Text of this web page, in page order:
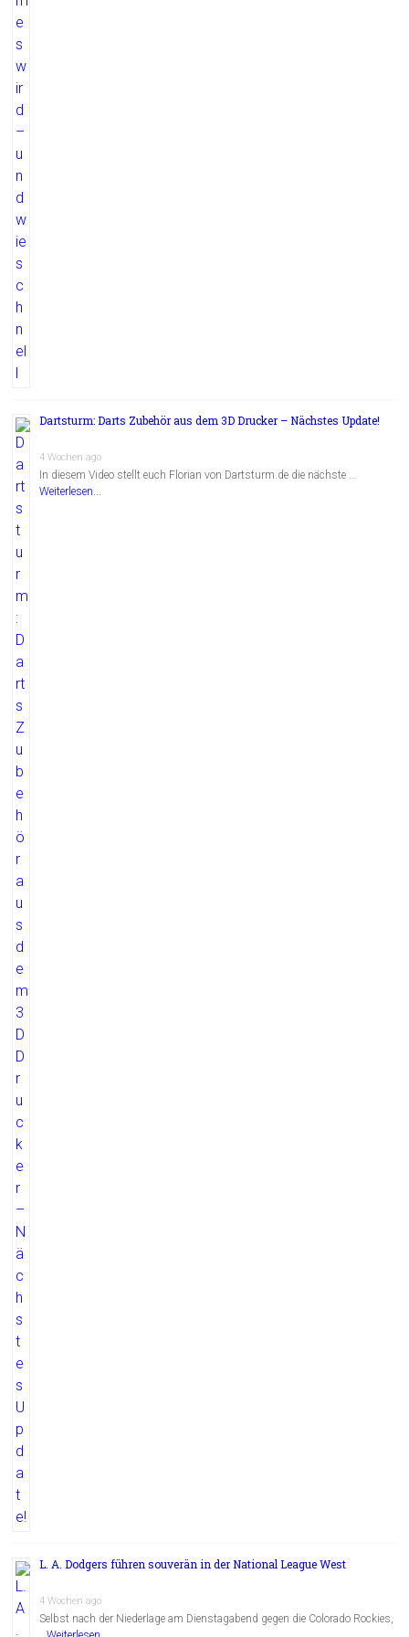
Dartsturm: Darts Zubehör aus dem 3D Drucker – Nächstes Update!
4 Wochen ago
In diesem Video stellt euch Florian von Dartsturm.de die nächste …
Weiterlesen...
L. A. Dodgers führen souverän in der National League West
4 Wochen ago
Selbst nach der Niederlage am Dienstagabend gegen die Colorado Rockies,